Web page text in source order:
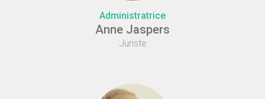
Administratrice
Anne Jaspers
Juriste